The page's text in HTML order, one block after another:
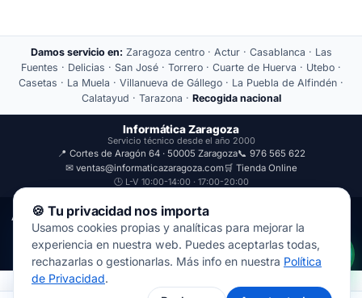
Damos servicio en: Zaragoza centro · Actur · Casablanca · Las
Fuentes · Delicias · San José · Torrero · Cuarte de Huerva · Utebo ·
Casetas · La Muela · Villanueva de Gállego · La Puebla de Alfindén ·
Calatayud · Tarazona · Recogida nacional
Informática Zaragoza
Servicio técnico desde el año 2000
📍 Cortes de Aragón 64 · 50005 Zaragoza📞 976 565 622
✉ ventas@informaticazaragoza.com🛒 Tienda Online
🕒 L-V 10:00-14:00 · 17:00-20:00
Aviso Legal
Política de Privacidad
© 2000-2026 · Javal Informática S.L. · Tienda Informática Zaragoza
· Reparación de Ordenadores, Portátiles y Móviles.
🍪 Tu privacidad nos importa
Usamos cookies propias y analíticas para mejorar la
experiencia en nuestra web. Puedes aceptarlas todas,
rechazarlas o gestionarlas. Más info en nuestra Política
de Privacidad.